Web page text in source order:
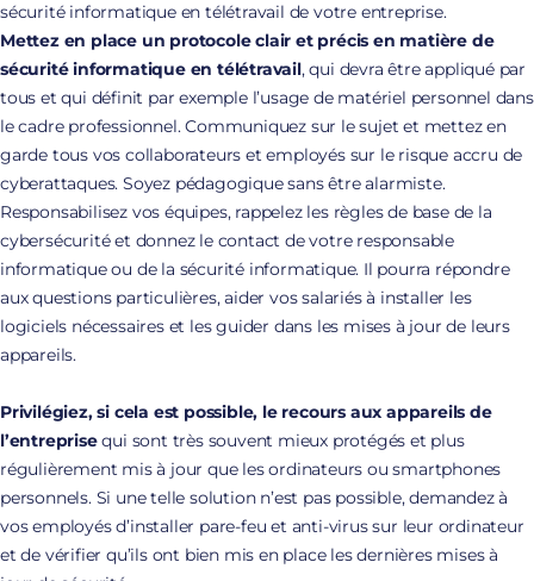
sécurité informatique en télétravail de votre entreprise.
Mettez en place un protocole clair et précis en matière de
sécurité informatique en télétravail, qui devra être appliqué par
tous et qui définit par exemple l’usage de matériel personnel dans
le cadre professionnel. Communiquez sur le sujet et mettez en
garde tous vos collaborateurs et employés sur le risque accru de
cyberattaques. Soyez pédagogique sans être alarmiste.
Responsabilisez vos équipes, rappelez les règles de base de la
cybersécurité et donnez le contact de votre responsable
informatique ou de la sécurité informatique. Il pourra répondre
aux questions particulières, aider vos salariés à installer les
logiciels nécessaires et les guider dans les mises à jour de leurs
appareils.
Privilégiez, si cela est possible, le recours aux appareils de
l’entreprisequi sont très souvent mieux protégés et plus
régulièrement mis à jour que les ordinateurs ou smartphones
personnels. Si une telle solution n’est pas possible, demandez à
vos employés d’installer pare-feu et anti-virus sur leur ordinateur
et de vérifier qu’ils ont bien mis en place les dernières mises à